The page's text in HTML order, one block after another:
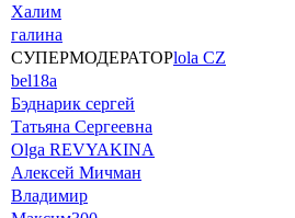
Халим
галина
СУПЕРМОДЕРАТОРlola CZ
bel18a
Бэднарик сергей
Татьяна Сергеевна
Olga REVYAKINA
Алексей Мичман
Владимир